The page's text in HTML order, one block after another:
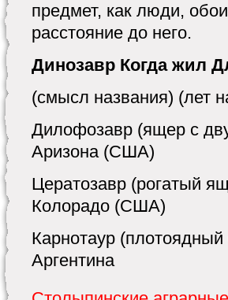
предмет, как люди,
расстояние до него.
Динозавр Когда жил
(смысл названия) (лет
Дилофозавр (ящер с
Аризона (США)
Цератозавр (рогатый
Колорадо (США)
Карнотаур
Аргентина